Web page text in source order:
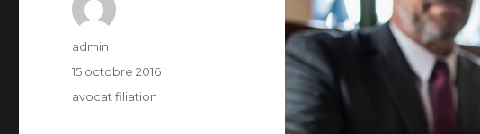
Auteur
admin
Publié
15 octobre 2016
Catégories
avocat filiation